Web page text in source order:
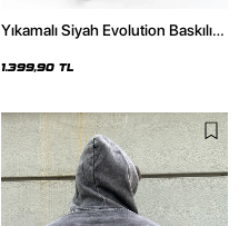
Yıkamalı Siyah Evolution Baskılı
Hoodie
1.399,90 TL